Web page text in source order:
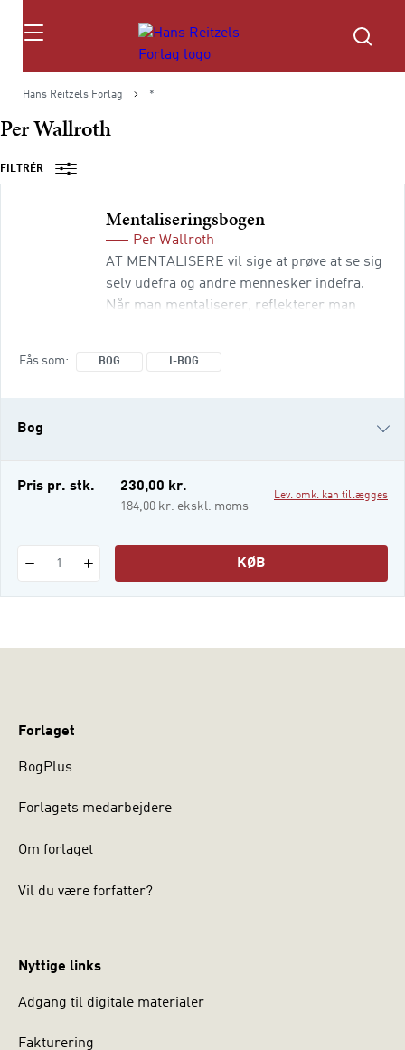
Søg
Hans Reitzels Forlag *
Per Wallroth
FILTRÉR
Mentaliseringsbogen
Per Wallroth
AT MENTALISERE vil sige at prøve at se sig
selv udefra og andre mennesker indefra.
Når man mentaliserer, reflekterer man
Fås som BOG I-BOG
Bog
i-bog
Pris pr. stk. 230,00 kr.
184,00 kr. ekskl. moms
Lev. omk. kan tillægges
1 KØB
Forlaget
BogPlus
Forlagets medarbejdere
Om forlaget
Vil du være forfatter?
Nyttige links
Adgang til digitale materialer
Fakturering